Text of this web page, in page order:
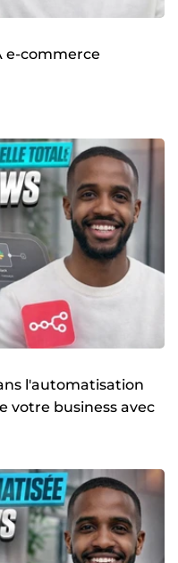
votre situation
pour votre
e-commerce
l'automatisation
votre business avec